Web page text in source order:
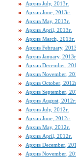
Архив July, 2013г.
Архив June, 2013г.
Архив May, 2013г.
Архив April, 2013г.
Архив March, 2013г.
Архив February,
Архив January, 2013г.
Архив December,
Архив November,
Архив October,
Архив September,
Архив August, 2012г.
Архив July, 2012г.
Архив June, 2012г.
Архив May, 2012г.
Архив April, 2012г.
Архив December,
Архив November,